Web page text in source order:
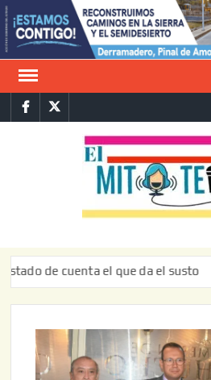
Saltar
al
contenido
FacebookTwitter
cuenta el que da el susto